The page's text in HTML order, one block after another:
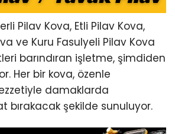
Pilav Kova, Etli Pilav Kova,
ve Kuru Fasulyeli Pilav Kova
barındıran işletme, şimdiden
Her bir kova, özenle
damaklarda
bırakacak şekilde sunuluyor.